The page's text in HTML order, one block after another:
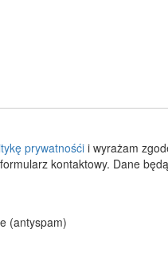
prywatnośći i wyrażam
kontaktowy. Dane
(antyspam)